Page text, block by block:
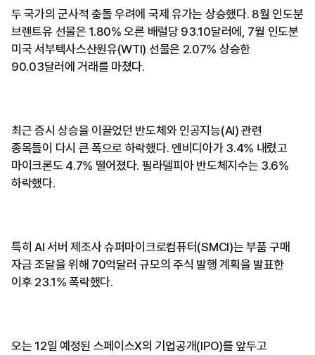
두 국가의 군사적 충돌 우려에 국제 유가는 상승했다. 8월 인도분
브렌트유 선물은 1.80% 오른 배럴당 93.10달러에, 7월 인도분
미국 서부텍사스산원유(WTI) 선물은 2.07% 상승한
90.03달러에 거래를 마쳤다.
최근 증시 상승을 이끌었던 반도체와 인공지능(AI) 관련
종목들이 다시 큰 폭으로 하락했다. 엔비디아가 3.4% 내렸고
마이크론도 4.7% 떨어졌다. 필라델피아 반도체지수는 3.6%
하락했다.
특히 AI 서버 제조사 슈퍼마이크로컴퓨터(SMCI)는 부품 구매
자금 조달을 위해 70억달러 규모의 주식 발행 계획을 발표한
이후 23.1% 폭락했다.
오는 12일 예정된 스페이스X의 기업공개(IPO)를 앞두고